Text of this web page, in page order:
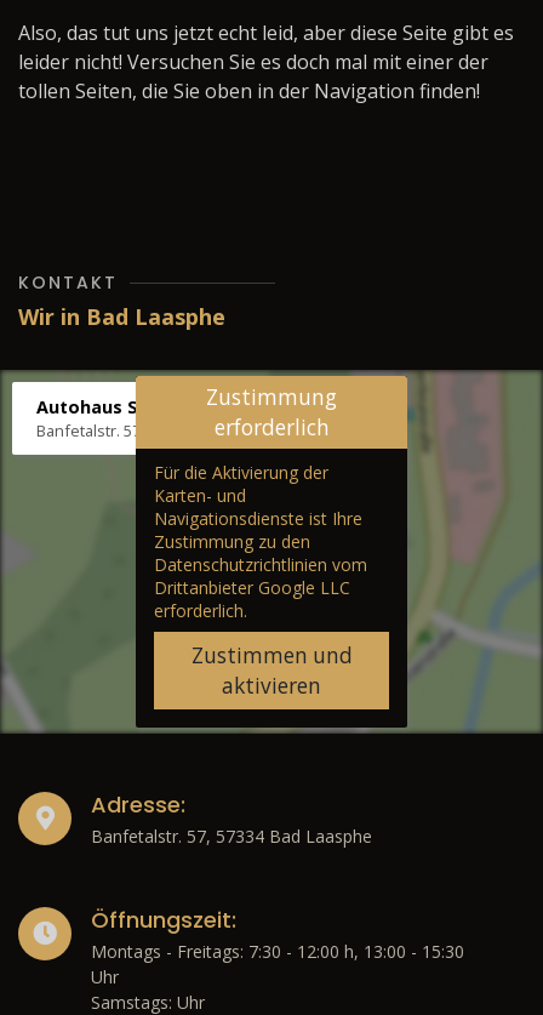
Also, das tut uns jetzt echt leid, aber diese Seite gibt es
leider nicht! Versuchen Sie es doch mal mit einer der
tollen Seiten, die Sie oben in der Navigation finden!
KONTAKT
Wir in Bad Laasphe
Autohaus Stenger
Banfetalstr. 57, 57334 Bad Laasphe
Zustimmung
erforderlich
Für die Aktivierung der
Karten- und
Navigationsdienste ist Ihre
Zustimmung zu den
Datenschutzrichtlinien vom
Drittanbieter Google LLC
erforderlich.
Zustimmen und
aktivieren
Adresse:
Banfetalstr. 57, 57334 Bad Laasphe
Öffnungszeit:
Montags - Freitags: 7:30 - 12:00 h, 13:00 - 15:30
Uhr
Samstags: Uhr